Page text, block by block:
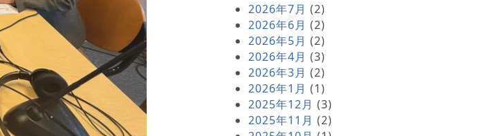
2026年7月 (2)
2026年6月 (2)
2026年5月 (2)
2026年4月 (3)
2026年3月 (2)
2026年1月 (1)
2025年12月 (3)
2025年11月 (2)